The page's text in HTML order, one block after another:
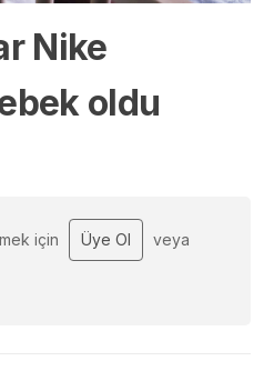
Nike
oldu
için Üye Ol veya